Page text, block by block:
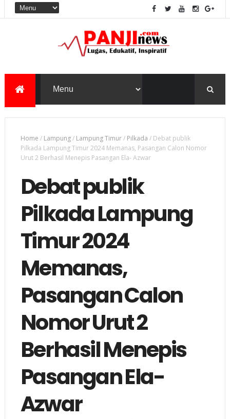
Home / Lampung/ Lampung Timur/ Pilkada / Debat publik
Pilkada Lampung Timur 2024 Memanas, Pasangan Calon Nomor
Urut 2 Berhasil Menepis Pasangan Ela- Azwar
Debat publik
Pilkada Lampung
Timur 2024
Memanas,
Pasangan Calon
Nomor Urut 2
Berhasil Menepis
Pasangan Ela-
Azwar